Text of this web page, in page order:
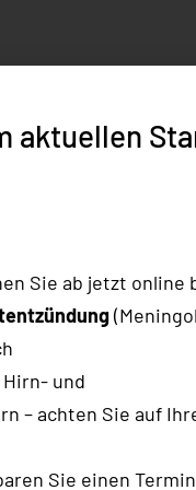
ePA-App Ihrer
eine
über eine App
aktuellen
Sie ab jetzt online
und
– achten Sie auf
Sie einen